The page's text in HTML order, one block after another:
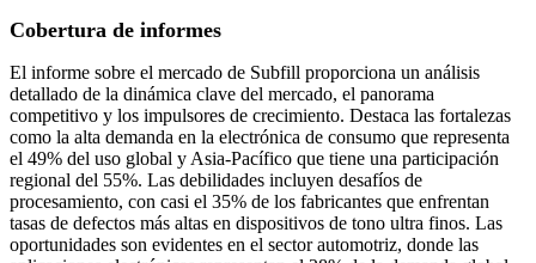
Cobertura de informes
El informe sobre el mercado de Subfill proporciona un análisis
detallado de la dinámica clave del mercado, el panorama
competitivo y los impulsores de crecimiento. Destaca las fortalezas
como la alta demanda en la electrónica de consumo que representa
el 49% del uso global y Asia-Pacífico que tiene una participación
regional del 55%. Las debilidades incluyen desafíos de
procesamiento, con casi el 35% de los fabricantes que enfrentan
tasas de defectos más altas en dispositivos de tono ultra finos. Las
oportunidades son evidentes en el sector automotriz, donde las